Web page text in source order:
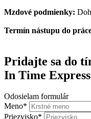
Mzdové podmienky:
Termín nástupu do
Pridajte sa do
In Time Express
Odosielam formulár
Meno*
Priezvisko*